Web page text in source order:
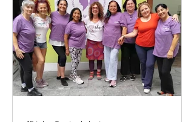
como cohesión social. Porque aquí
convivir es sobrevivir juntos. 1. Qué
dice la ley La Ley Orgánica 4/2000
marca el camino: los poderes
públicos deben promover la plen